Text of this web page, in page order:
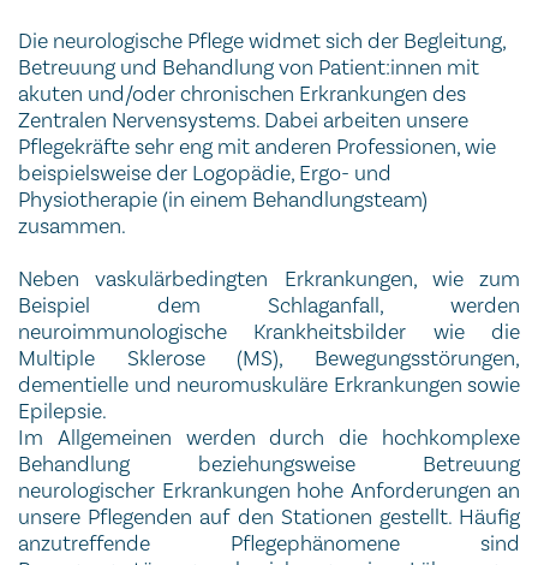
Die neurologische Pflege widmet sich der Begleitung,
Betreuung und Behandlung von Patient:innen mit
akuten und/oder chronischen Erkrankungen des
Zentralen Nervensystems. Dabei arbeiten unsere
Pflegekräfte sehr eng mit anderen Professionen, wie
beispielsweise der Logopädie, Ergo- und
Physiotherapie (in einem Behandlungsteam)
zusammen.
Neben vaskulärbedingten Erkrankungen, wie zum
Beispiel dem Schlaganfall, werden
neuroimmunologische Krankheitsbilder wie die
Multiple Sklerose (MS), Bewegungsstörungen,
dementielle und neuromuskuläre Erkrankungen sowie
Epilepsie.
Im Allgemeinen werden durch die hochkomplexe
Behandlung beziehungsweise Betreuung
neurologischer Erkrankungen hohe Anforderungen an
unsere Pflegenden auf den Stationen gestellt. Häufig
anzutreffende Pflegephänomene sind